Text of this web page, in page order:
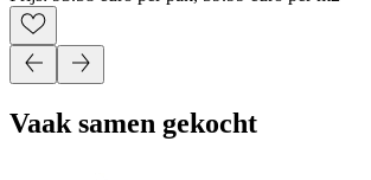
Vaak samen gekocht